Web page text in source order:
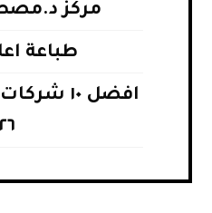
مركز
طباعة
افضل ١٠